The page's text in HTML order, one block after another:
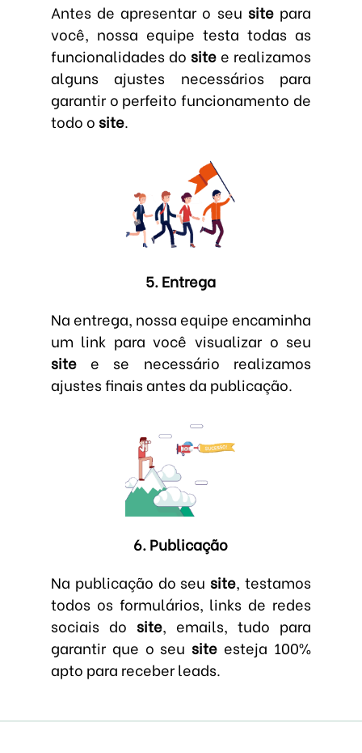
Antes de apresentar o seu site para
você, nossa equipe testa todas as
funcionalidades do sitee realizamos
alguns ajustes necessários para
garantir o perfeito funcionamento de
todo osite.
5. Entrega
Na entrega, nossa equipe encaminha
um link para você visualizar o seu
sitee se necessário realizamos
ajustes finais antes da publicação.
6. Publicação
Na publicação do seusite, testamos
todos os formulários, links de redes
sociais do site, emails, tudo para
garantir que o seusite esteja 100%
apto para receber leads.